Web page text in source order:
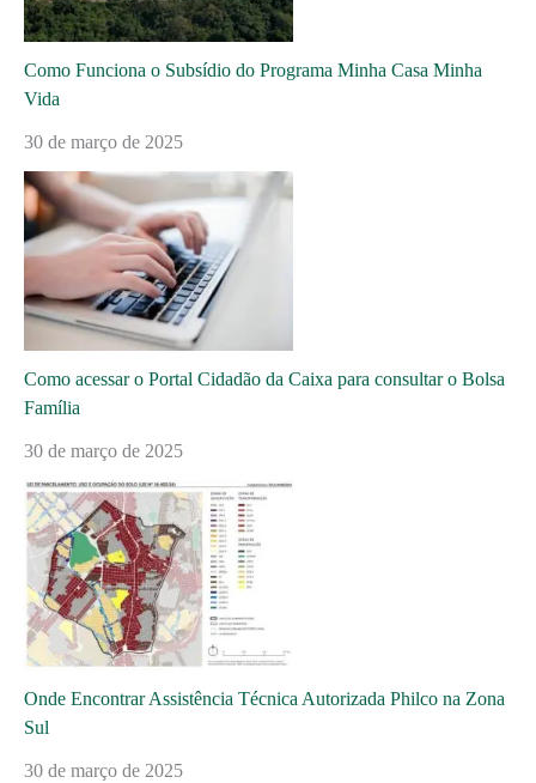
Como Funciona o Subsídio do Programa Minha Casa Minha
Vida
30 de março de 2025
Como acessar o Portal Cidadão da Caixa para consultar o Bolsa
Família
30 de março de 2025
Onde Encontrar Assistência Técnica Autorizada Philco na Zona
Sul
30 de março de 2025